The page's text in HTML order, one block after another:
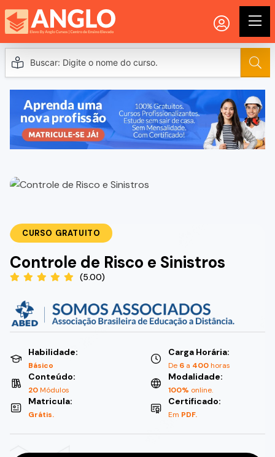
CURSO GRATUITO
Controle de Risco e Sinistros
(5.00)
Habilidade:
Básico
Carga Horária:
De 6 a 400horas
Conteúdo:
20Módulos
Modalidade:
100% online.
Matricula:
Grátis.
Certificado:
Em PDF.